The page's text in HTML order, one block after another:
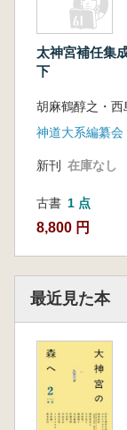
等々力渓
書を捨てよ
[書物から
山の景色
海とコー
主)
[房州に根
い出……前
[コラム]房
太神宮補任集
下
神道大系編纂会
新刊 在庫なし
古書 1 点
8,800 円
最近見た本